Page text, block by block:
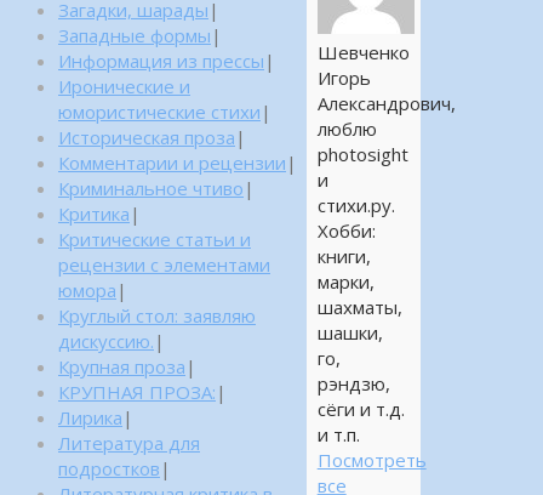
Шевченко
Игорь
Александрович,
люблю
photosight
и
стихи.ру.
Хобби:
книги,
марки,
шахматы,
шашки,
го,
рэндзю,
сёги и т.д.
и т.п.
Посмотреть
все
Загадки, шарады |
Западные формы |
Информация из прессы |
Иронические и
юмористические стихи |
Историческая проза |
Комментарии и рецензии |
Криминальное чтиво |
Критика |
Критические статьи и
рецензии с элементами
юмора |
Круглый стол: заявляю
дискуссию. |
Крупная проза |
КРУПНАЯ ПРОЗА: |
Лирика |
Литература для
подростков |